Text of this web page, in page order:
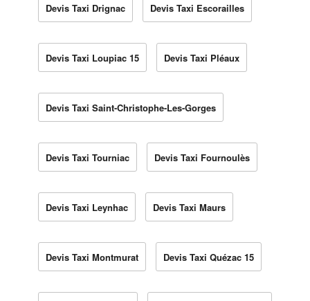
Devis Taxi Drignac Devis Taxi Escorailles
Devis Taxi Loupiac 15 Devis Taxi Pléaux
Devis Taxi Saint-Christophe-Les-Gorges
Devis Taxi Tourniac Devis Taxi Fournoulès
Devis Taxi Leynhac Devis Taxi Maurs
Devis Taxi Montmurat Devis Taxi Quézac 15